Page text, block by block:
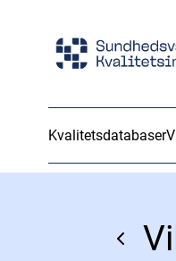
Kvalitetsdatabaser